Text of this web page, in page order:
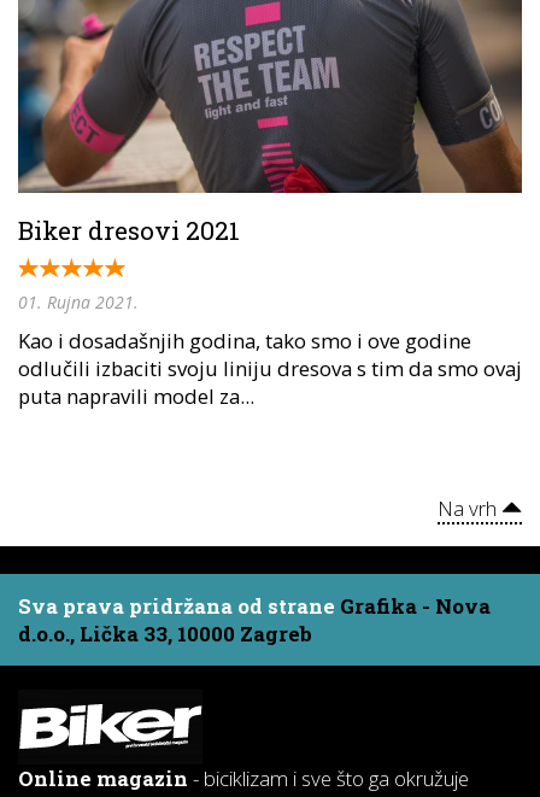
Biker dresovi 2021
01. Rujna 2021.
Kao i dosadašnjih godina, tako smo i ove godine
odlučili izbaciti svoju liniju dresova s tim da smo ovaj
puta napravili model za...
Na vrh
Sva prava pridržana od strane Grafika - Nova
d.o.o., Lička 33, 10000 Zagreb
Online magazin - biciklizam i sve što ga okružuje